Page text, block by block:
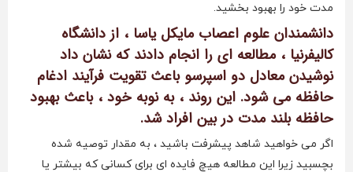
مدت خود را بهبود بخشید.
دانشمندان علوم اعصاب مایکل یاسا ، از دانشگاه
کالیفرنیا ، مطالعه ای را انجام دادند که نشان داد
نوشیدن معادل دو اسپرسو باعث تقویت فرآیند ادغام
حافظه می شود. این روند ، به نوبه خود ، باعث بهبود
حافظه بلند مدت در بین افراد شد.
اگر می خواهید شاهد پیشرفت باشید ، به مقدار توصیه شده
بچسبید زیرا این مطالعه هیچ فایده ای برای کسانی که بیشتر یا